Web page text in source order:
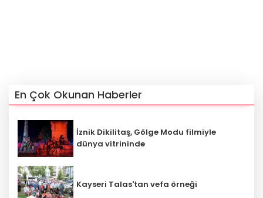
En Çok Okunan Haberler
İznik Dikilitaş, Gölge Modu filmiyle
‎dünya vitrininde
Kayseri Talas'tan vefa örneği